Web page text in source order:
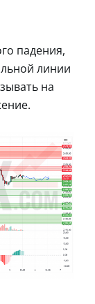
падения,
линии
на